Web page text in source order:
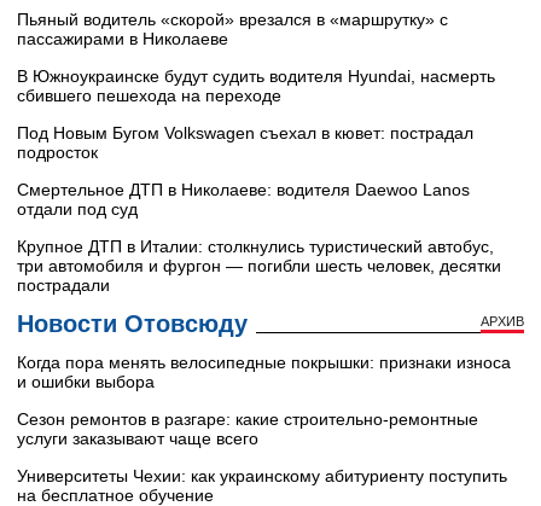
Пьяный водитель «скорой» врезался в «маршрутку» с
пассажирами в Николаеве
В Южноукраинске будут судить водителя Hyundai, насмерть
сбившего пешехода на переходе
Под Новым Бугом Volkswagen съехал в кювет: пострадал
подросток
Смертельное ДТП в Николаеве: водителя Daewoo Lanos
отдали под суд
Крупное ДТП в Италии: столкнулись туристический автобус,
три автомобиля и фургон — погибли шесть человек, десятки
пострадали
Новости Отовсюду АРХИВ
Когда пора менять велосипедные покрышки: признаки износа
и ошибки выбора
Сезон ремонтов в разгаре: какие строительно-ремонтные
услуги заказывают чаще всего
Университеты Чехии: как украинскому абитуриенту поступить
на бесплатное обучение